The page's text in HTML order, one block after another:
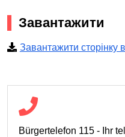
Завантажити
Завантажити сторінку
Bürgertelefon 115 - Ihr